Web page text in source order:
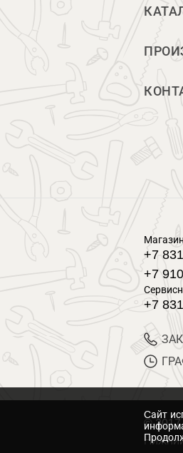
Магазин
+7
+7
+7
© 2017
Cайт